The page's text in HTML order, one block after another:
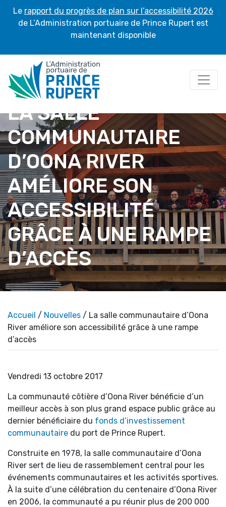
Le rapport du progrès de plan sur l’accessibilité 2026
de L’Administration portuaire de Prince Rupert est
maintenant disponible
LA SALLE
COMMUNAUTAIRE
D’OONA RIVER
AMÉLIORE SON
ACCESSIBILITÉ
GRÂCE À UNE RAMPE
D’ACCÈS
Accueil / Nouvelles / La salle communautaire d’Oona
River améliore son accessibilité grâce à une rampe
d’accès
Vendredi 13 octobre 2017
La communauté côtière d’Oona River bénéficie d’un
meilleur accès à son plus grand espace public grâce au
dernier bénéficiaire du fonds d’investissement
communautaire du port de Prince Rupert.
Construite en 1978, la salle communautaire d’Oona
River sert de lieu de rassemblement central pour les
événements communautaires et les activités sportives.
À la suite d’une célébration du centenaire d’Oona River
en 2006, la communauté a pu réunir plus de 200 000